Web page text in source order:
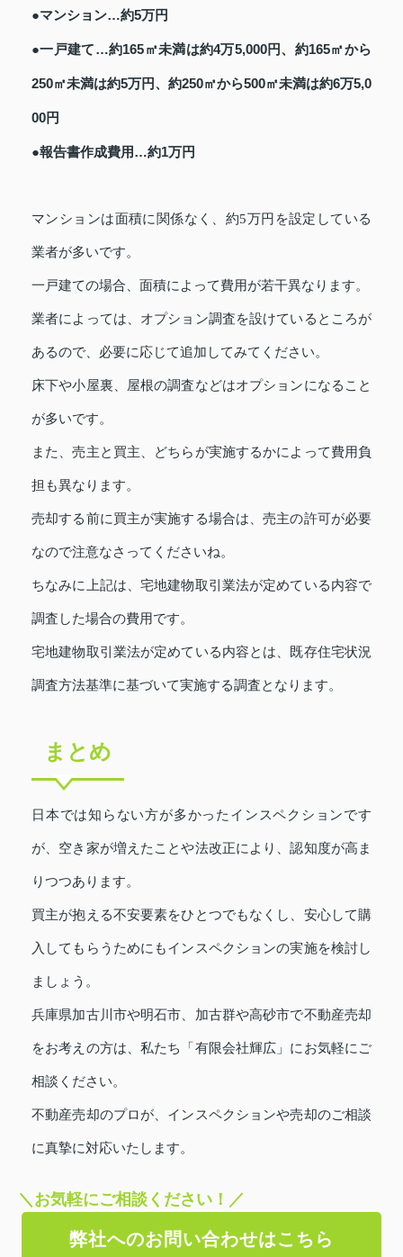
●マンション…約5万円
●一戸建て…約165㎡未満は約4万5,000円、約165㎡から
250㎡未満は約5万円、約250㎡から500㎡未満は約6万5,0
00円
●報告書作成費用…約1万円
マンションは面積に関係なく、約5万円を設定している
業者が多いです。
一戸建ての場合、面積によって費用が若干異なります。
業者によっては、オプション調査を設けているところが
あるので、必要に応じて追加してみてください。
床下や小屋裏、屋根の調査などはオプションになること
が多いです。
また、売主と買主、どちらが実施するかによって費用負
担も異なります。
売却する前に買主が実施する場合は、売主の許可が必要
なので注意なさってくださいね。
ちなみに上記は、宅地建物取引業法が定めている内容で
調査した場合の費用です。
宅地建物取引業法が定めている内容とは、既存住宅状況
調査方法基準に基づいて実施する調査となります。
まとめ
日本では知らない方が多かったインスペクションです
が、空き家が増えたことや法改正により、認知度が高ま
りつつあります。
買主が抱える不安要素をひとつでもなくし、安心して購
入してもらうためにもインスペクションの実施を検討し
ましょう。
兵庫県加古川市や明石市、加古群や高砂市で不動産売却
をお考えの方は、私たち「有限会社輝広」にお気軽にご
相談ください。
不動産売却のプロが、インスペクションや売却のご相談
に真摯に対応いたします。
＼お気軽にご相談ください！／
弊社へのお問い合わせはこちら